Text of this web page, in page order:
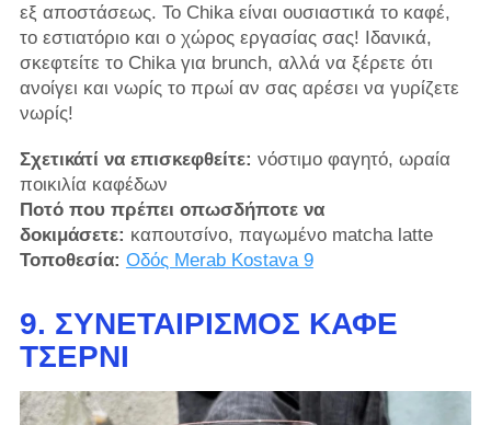
εξ αποστάσεως. Το Chika είναι ουσιαστικά το καφέ,
το εστιατόριο και ο χώρος εργασίας σας! Ιδανικά,
σκεφτείτε το Chika για brunch, αλλά να ξέρετε ότι
ανοίγει και νωρίς το πρωί αν σας αρέσει να γυρίζετε
νωρίς!
Σχετικάτί να επισκεφθείτε: νόστιμο φαγητό, ωραία
ποικιλία καφέδων
Ποτό που πρέπει οπωσδήποτε να
δοκιμάσετε: καπουτσίνο, παγωμένο matcha latte
Τοποθεσία: Οδός Merab Kostava 9
9. ΣΥΝΕΤΑΙΡΙΣΜΌΣ ΚΑΦΈ
ΤΣΈΡΝΙ